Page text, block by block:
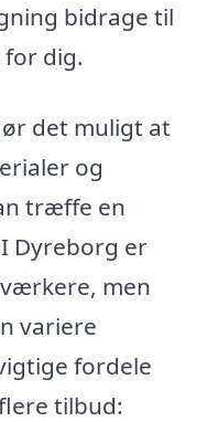
bidrage til
for dig.
det muligt at
og
træffe en
Dyreborg er
men
variere
fordele
tilbud: